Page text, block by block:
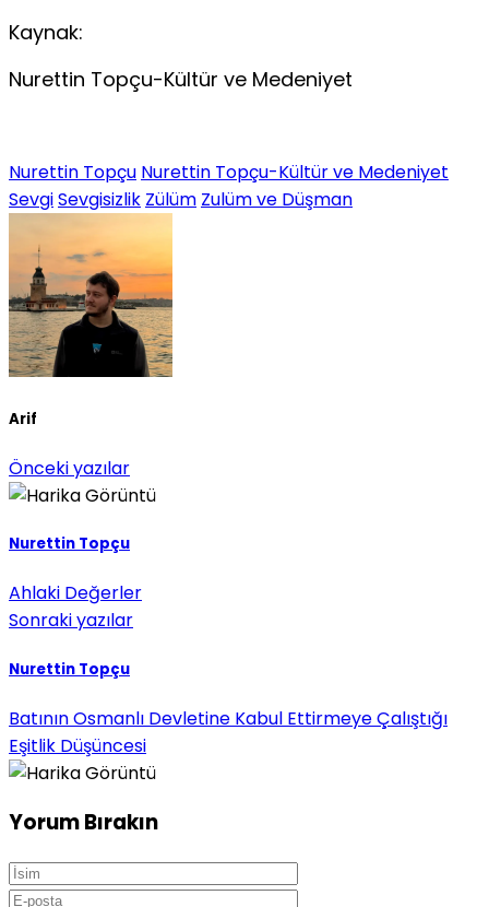
Kaynak:
Nurettin Topçu-Kültür ve Medeniyet
Nurettin Topçu Nurettin Topçu-Kültür ve Medeniyet
SevgiSevgisizlik Zülüm Zulüm ve Düşman
Arif
Önceki yazılar
Nurettin Topçu
Ahlaki Değerler
Sonraki yazılar
Nurettin Topçu
Batının Osmanlı Devletine Kabul Ettirmeye Çalıştığı
Eşitlik Düşüncesi
Yorum Bırakın